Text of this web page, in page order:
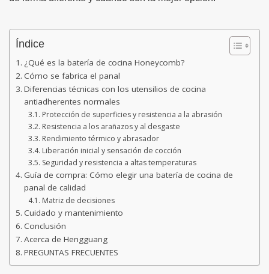
Índice
¿Qué es la batería de cocina Honeycomb?
Cómo se fabrica el panal
Diferencias técnicas con los utensilios de cocina
antiadherentes normales
Protección de superficies y resistencia a la abrasión
Resistencia a los arañazos y al desgaste
Rendimiento térmico y abrasador
Liberación inicial y sensación de cocción
Seguridad y resistencia a altas temperaturas
Guía de compra: Cómo elegir una batería de cocina de
panal de calidad
Matriz de decisiones
Cuidado y mantenimiento
Conclusión
Acerca de Hengguang
PREGUNTAS FRECUENTES